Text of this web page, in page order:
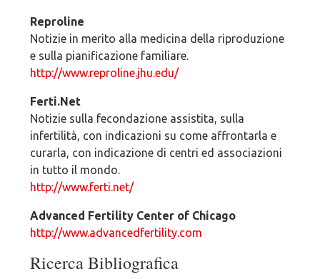
Reproline
Notizie in merito alla medicina della riproduzione
e sulla pianificazione familiare.
http://www.reproline.jhu.edu/
Ferti.Net
Notizie sulla fecondazione assistita, sulla
infertilità, con indicazioni su come affrontarla e
curarla, con indicazione di centri ed associazioni
in tutto il mondo.
http://www.ferti.net/
Advanced Fertility Center of Chicago
http://www.advancedfertility.com
Ricerca Bibliografica